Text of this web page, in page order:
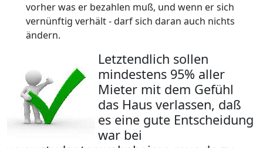
vorher was er bezahlen muß, und wenn er sich
vernünftig verhält - darf sich daran auch nichts
ändern.
Letztendlich sollen
mindestens 95% aller
Mieter mit dem Gefühl
das Haus verlassen, daß
es eine gute Entscheidung
war bei